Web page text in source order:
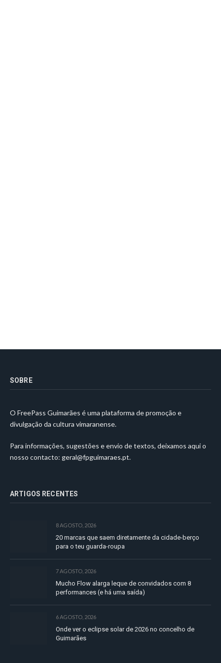
SOBRE
O FreePass Guimarães é uma plataforma de promoção e
divulgação da cultura vimaranense.
Para informações, sugestões e envio de textos, deixamos aqui o
nosso contacto: geral@fpguimaraes.pt.
ARTIGOS RECENTES
8 AGOSTO, 2026
20 marcas que saem diretamente da cidade-berço
para o teu guarda-roupa
7 AGOSTO, 2026
Mucho Flow alarga leque de convidados com 8
performances (e há uma saída)
6 AGOSTO, 2026
Onde ver o eclipse solar de 2026 no concelho de
Guimarães